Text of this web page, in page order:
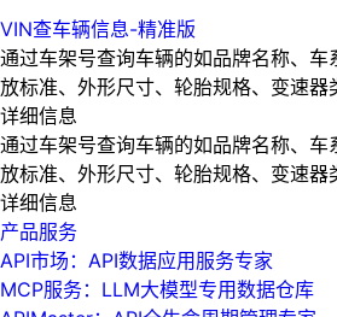
VIN查车辆信息-精准版
通过车架号查询车辆的如品牌名称、
放标准、外形尺寸、轮胎规格、变速
详细信息
通过车架号查询车辆的如品牌名称、
放标准、外形尺寸、轮胎规格、变速
详细信息
产品服务
API市场：API数据应用服务专家
MCP服务：LLM大模型专用数据仓库